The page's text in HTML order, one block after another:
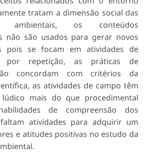
tratam a dimensão social das
ambientais, os conteúdos
não são usados para gerar novos
pois se focam em atividades de
por repetição, as práticas de
concordam com critérios da
as atividades de campo têm
mais do que procedimental
de compreensão dos
faltam atividades para adquirir um
e atitudes positivas no estudo da